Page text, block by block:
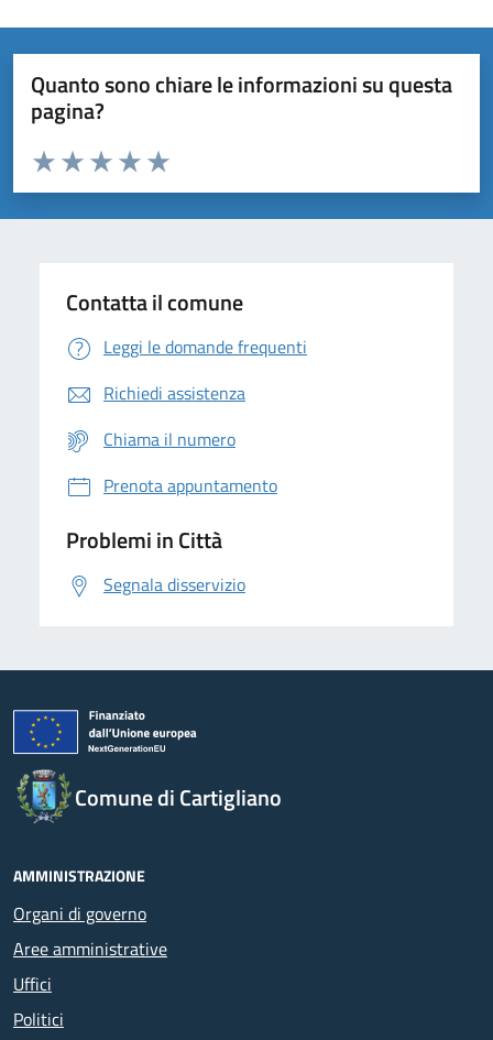
Quanto sono chiare le informazioni su questa
pagina?
Domanda
Valuta da 1 a 5 stelle la pagina
Valuta 5 stelle su 5
Valuta 4 stelle su 5
Valuta 3 stelle su 5
Valuta 2 stelle su 5
Valuta 1 stelle su 5
Contatta il comune
Leggi le domande frequenti
Richiedi assistenza
Chiama il numero
Prenota appuntamento
Problemi in Città
Segnala disservizio
Comune di Cartigliano
AMMINISTRAZIONE
Organi di governo
Aree amministrative
Uffici
Politici